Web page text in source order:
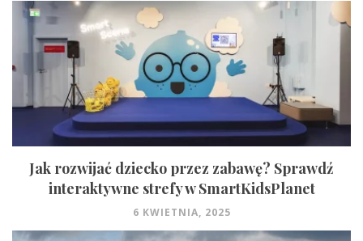
Jak rozwijać dziecko przez zabawę? Sprawdź
interaktywne strefy w SmartKidsPlanet
6 KWIETNIA, 2025